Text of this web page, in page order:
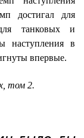
достигал для
танковых и
наступления в
впервые.
том 2.